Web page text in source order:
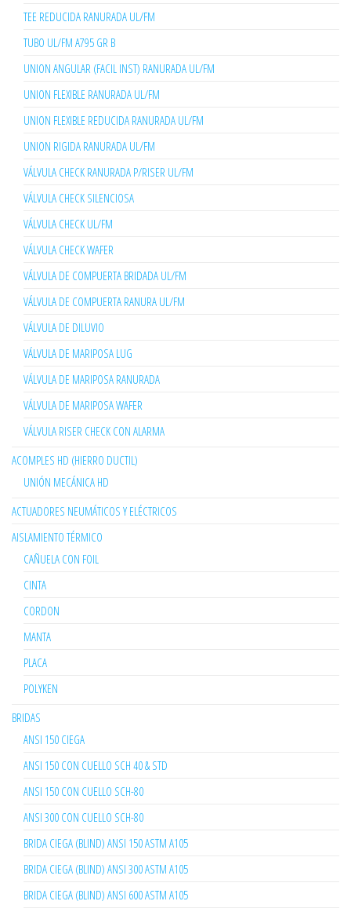
TEE REDUCIDA RANURADA UL/FM
TUBO UL/FM A795 GR B
UNION ANGULAR (FACIL INST) RANURADA UL/FM
UNION FLEXIBLE RANURADA UL/FM
UNION FLEXIBLE REDUCIDA RANURADA UL/FM
UNION RIGIDA RANURADA UL/FM
VÁLVULA CHECK RANURADA P/RISER UL/FM
VÁLVULA CHECK SILENCIOSA
VÁLVULA CHECK UL/FM
VÁLVULA CHECK WAFER
VÁLVULA DE COMPUERTA BRIDADA UL/FM
VÁLVULA DE COMPUERTA RANURA UL/FM
VÁLVULA DE DILUVIO
VÁLVULA DE MARIPOSA LUG
VÁLVULA DE MARIPOSA RANURADA
VÁLVULA DE MARIPOSA WAFER
VÁLVULA RISER CHECK CON ALARMA
ACOMPLES HD (HIERRO DUCTIL)
UNIÓN MECÁNICA HD
ACTUADORES NEUMÁTICOS Y ELÉCTRICOS
AISLAMIENTO TÉRMICO
CAÑUELA CON FOIL
CINTA
CORDON
MANTA
PLACA
POLYKEN
BRIDAS
ANSI 150 CIEGA
ANSI 150 CON CUELLO SCH 40 & STD
ANSI 150 CON CUELLO SCH-80
ANSI 300 CON CUELLO SCH-80
BRIDA CIEGA (BLIND) ANSI 150 ASTM A105
BRIDA CIEGA (BLIND) ANSI 300 ASTM A105
BRIDA CIEGA (BLIND) ANSI 600 ASTM A105